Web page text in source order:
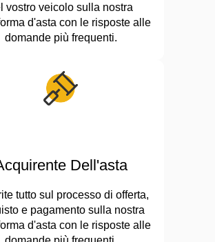
vostro veicolo sulla nostra
d'asta con le risposte alle
domande più frequenti.
Dell'asta
tutto sul processo di offerta,
e pagamento sulla nostra
d'asta con le risposte alle